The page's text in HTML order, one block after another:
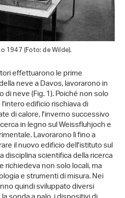
1947 (Foto: de Wilde).
effettuarono le prime
neve a Davos, lavorarono in
neve (Fig. 1). Poiché non solo
edificio rischiava di
di calore, l'inverno successivo
in legno sul Weissfluhjoch e
Lavorarono lì fino a
il nuovo edificio dell'istituto sul
disciplina scientifica della ricerca
richiedeva non solo locali, ma
e strumenti di misura. Nei
quindi sviluppato diversi